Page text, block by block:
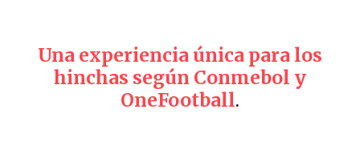
Una experiencia única para los
hinchas según Conmebol y
OneFootball.